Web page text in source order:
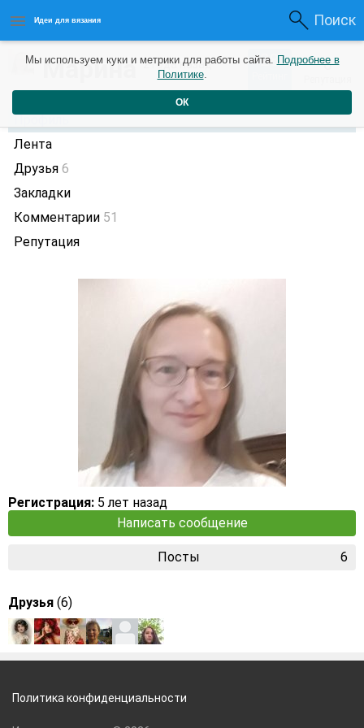
Идеи для вязания Поиск
Марина2 года назад 28 0
Профиль
Лента
Друзья 6
Закладки
Комментарии 51
Репутация
Регистрация: 5 лет назад
Написать сообщение
Посты 6
Друзья (6)
Мы используем куки и метрики для работы сайта. Подробнее в
Политике.
ОК
Политика конфиденциальности